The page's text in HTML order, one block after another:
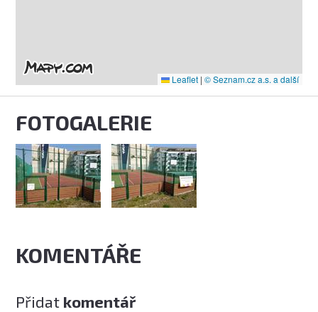
Leaflet | © Seznam.cz a.s. a další
FOTOGALERIE
KOMENTÁŘE
Přidat komentář